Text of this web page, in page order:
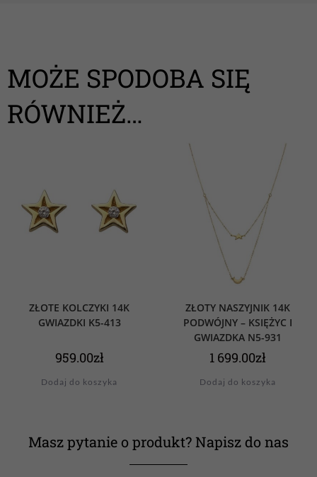
MOŻE SPODOBA SIĘ
RÓWNIEŻ…
ZŁOTE KOLCZYKI 14K
GWIAZDKI K5-413
959.00zł
Dodaj do koszyka
ZŁOTY NASZYJNIK 14K
PODWÓJNY – KSIĘŻYC I
GWIAZDKA N5-931
1 699.00zł
Dodaj do koszyka
Masz pytanie o produkt? Napisz do nas